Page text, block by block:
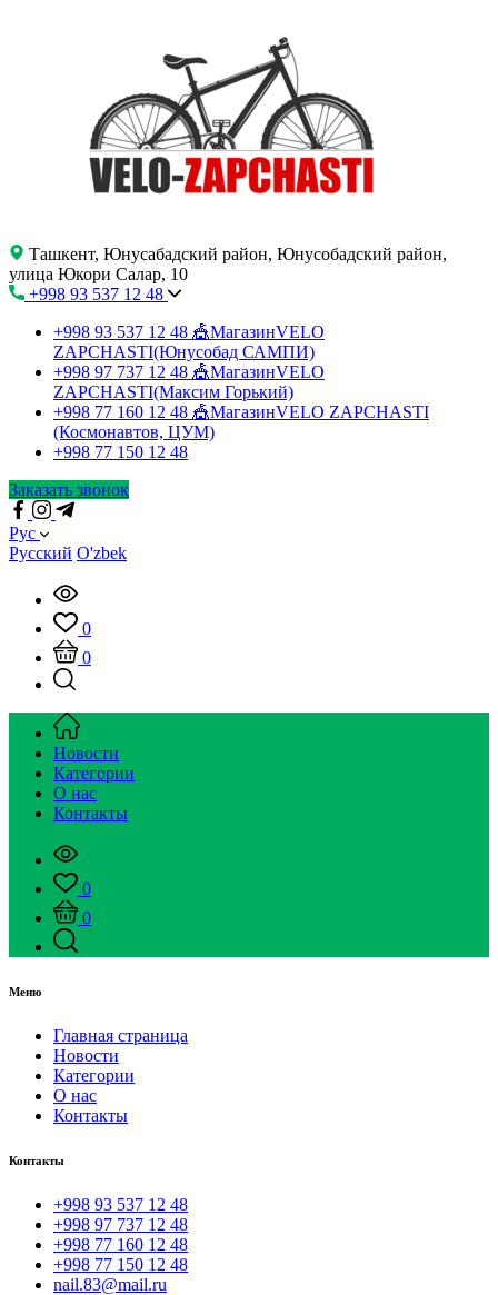
Ташкент, Юнусабадский район, Юнусобадский район,
улица Юкори Салар, 10
+998 93 537 12 48
+998 93 537 12 48 🎪МагазинVELO
ZAPCHASTI(Юнусобад САМПИ)
+998 97 737 12 48 🎪МагазинVELO
ZAPCHASTI(Максим Горький)
+998 77 160 12 48 🎪МагазинVELO ZAPCHASTI
(Космонавтов, ЦУМ)
+998 77 150 12 48
Заказать звонок
Рус
Русский O'zbek
0
0
Новости
Категории
О нас
Контакты
0
0
Меню
Главная страница
Новости
Категории
О нас
Контакты
Контакты
+998 93 537 12 48
+998 97 737 12 48
+998 77 160 12 48
+998 77 150 12 48
nail.83@mail.ru